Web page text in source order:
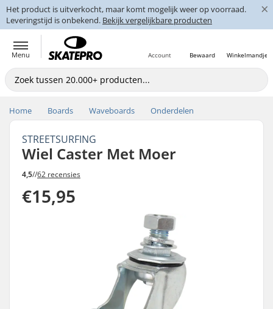
Het product is uitverkocht, maar komt mogelijk weer op voorraad.
Leveringstijd is onbekend. Bekijk vergelijkbare producten
×
Menu Winkelmandje
Bewaard
Account
Home Boards Waveboards Onderdelen
STREETSURFING
Wiel Caster Met Moer
4,5//62 recensies
€15,95